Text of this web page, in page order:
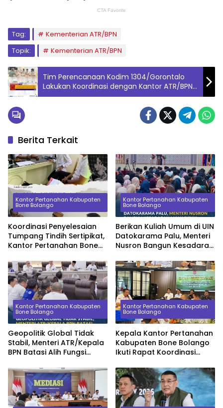
Tag:
Kementerian ATR/BPN
Topik:
Kementerian ATR/BPN
Tim Perencanaan Kodim 1304/Gorontalo
Lakukan Koordinasi dengan Kantor ATR/BPN
Bone Bolango
Berita Terkait
Kantor Pertanahan Kabupaten
Bone Bolango
Koordinasi Penyelesaian
Tumpang Tindih Sertipikat,
Kantor Pertanahan Bone
Kanwil BPN Provinsi
Gorontalo
Kantor Pertanahan Kabupaten
Bone Bolango
Berikan Kuliah Umum di UIN
Datokarama Palu, Menteri
Nusron Bangun Kesadaran
Ekonomi Tanah
Kantor Pertanahan Kabupaten
Bone Bolango
Geopolitik Global Tidak
Stabil, Menteri ATR/Kepala
BPN Batasi Alih Fungsi
Ketahanan Pangan
Kantor Pertanahan Kabupaten
Bone Bolango
Kepala Kantor Pertanahan
Kabupaten Bone Bolango
Ikuti Rapat Koordinasi
Aset Tanah Pemerintah
Daerah